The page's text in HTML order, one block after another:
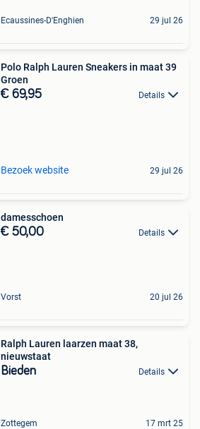
Ecaussines-D'Enghien 29 jul 26
Polo Ralph Lauren Sneakers in maat 39
Groen
€ 69,95 Details
Bezoek website 29 jul 26
damesschoen
€ 50,00 Details
Vorst 20 jul 26
Ralph Lauren laarzen maat 38,
nieuwstaat
Bieden Details
Zottegem 17 mrt 25